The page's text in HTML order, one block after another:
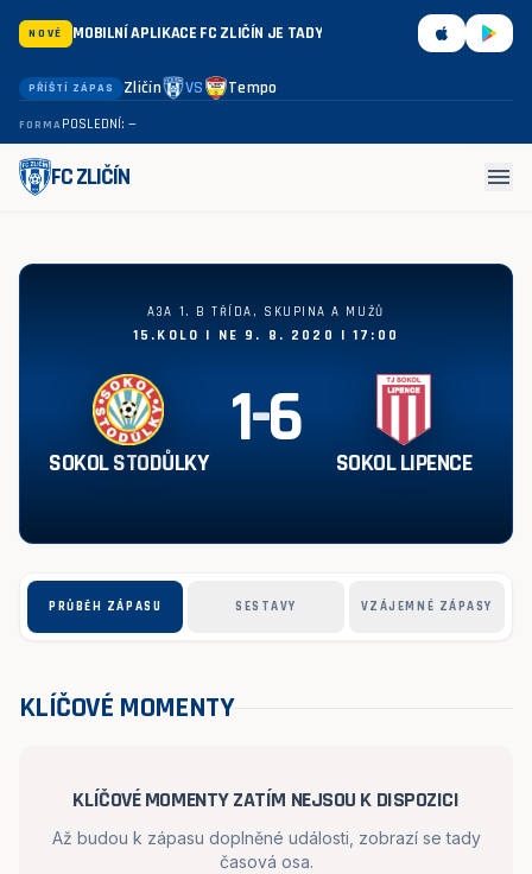
NOVÉ MOBILNÍ APLIKACE FC ZLIČÍN JE TADY
PŘÍŠTÍ ZÁPAS Zličín VS Tempo
FORMAPOSLEDNÍ: —
FC ZLIČÍN menu
Sokol Stodůlky - Sokol Lipence 1:6
A3A 1. B TŘÍDA, SKUPINA A MUŽŮ
15.KOLO | NE 9. 8. 2020 | 17:00
SOKOL STODŮLKY 1-6 SOKOL LIPENCE
PRŮBĚH ZÁPASU SESTAVY VZÁJEMNÉ ZÁPASY
KLÍČOVÉ MOMENTY
KLÍČOVÉ MOMENTY ZATÍM NEJSOU K DISPOZICI
Až budou k zápasu doplněné události, zobrazí se tady
časová osa.